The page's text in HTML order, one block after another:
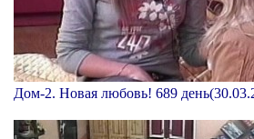
Дом-2. Новая любовь! 689